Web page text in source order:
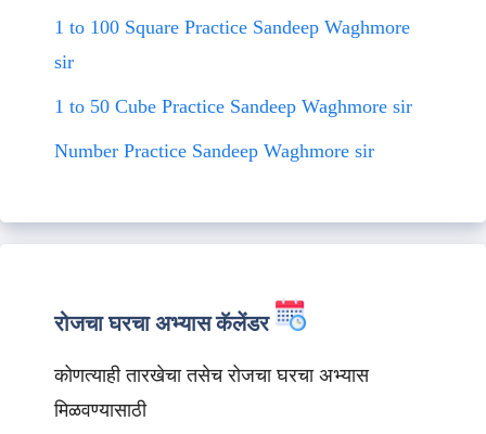
1 to 100 Square Practice Sandeep Waghmore
sir
1 to 50 Cube Practice Sandeep Waghmore sir
Number Practice Sandeep Waghmore sir
रोजचा घरचा अभ्यास कॅलेंडर
कोणत्याही तारखेचा तसेच रोजचा घरचा अभ्यास
मिळवण्यासाठी